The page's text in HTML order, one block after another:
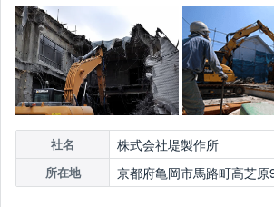
社名 株式会社堤製作所
所在地 京都府亀岡市馬路町高芝原